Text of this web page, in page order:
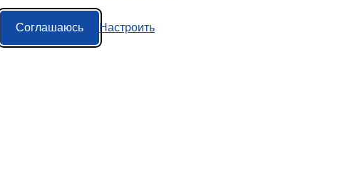
Соглашаюсь Настроить